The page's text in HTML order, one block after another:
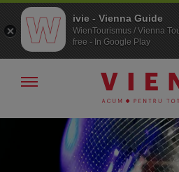
Către
Către
Arată/ascunde
ivie - Vienna Guide
WienTourismus / Vienna
free - In Google Play